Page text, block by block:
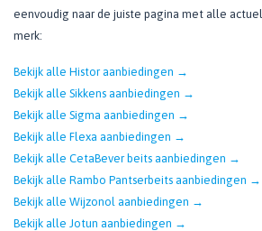
eenvoudig naar de juiste pagina met alle
merk:
Bekijk alle Histor aanbiedingen →
Bekijk alle Sikkens aanbiedingen →
Bekijk alle Sigma aanbiedingen →
Bekijk alle Flexa aanbiedingen →
Bekijk alle CetaBever beits aanbiedingen →
Bekijk alle Rambo Pantserbeits aanbiedingen →
Bekijk alle Wijzonol aanbiedingen →
Bekijk alle Jotun aanbiedingen →